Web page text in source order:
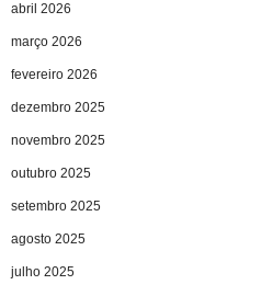
abril 2026
março 2026
fevereiro 2026
dezembro 2025
novembro 2025
outubro 2025
setembro 2025
agosto 2025
julho 2025